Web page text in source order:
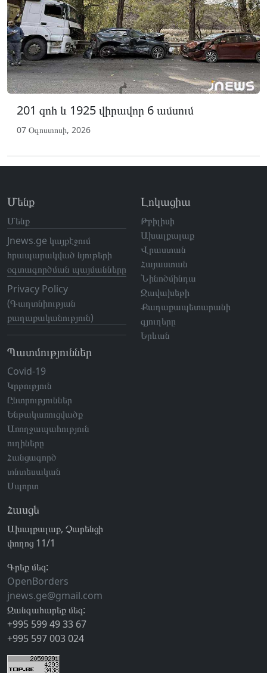
201 զոհ և 1925 վիրավոր 6 ամսում
07 Օգոստոսի, 2026
Մենք
Մենք
Jnews.ge կայքէջում
հրապարակված նյութերի
օգտագործման պայմանները
Privacy Policy
(Գաղտնիության
քաղաքականություն)
Պատմություններ
Covid-19
Կրթություն
Ընտրություններ
Ենթակառուցվածք
Առողջապահություն
ուղիները
Հանցագործ
տնտեսական
Սպորտ
Լոկացիա
Թբիլիսի
Ախալքալաք
Վրաստան
Հայաստան
Նինոծմինդա
Ջավախեթի
Քաղաքապետարանի
գյուղերը
Երևան
Հասցե
Ախալքալաք, Չարենցի
փողոց 11/1
Գրեք մեզ:
OpenBorders
jnews.ge@gmail.com
Զանգահարեք մեզ:
+995 599 49 33 67
+995 597 003 024